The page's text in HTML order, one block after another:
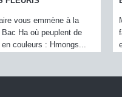
un village entouré de
et de rizières. Il
majoritairement...